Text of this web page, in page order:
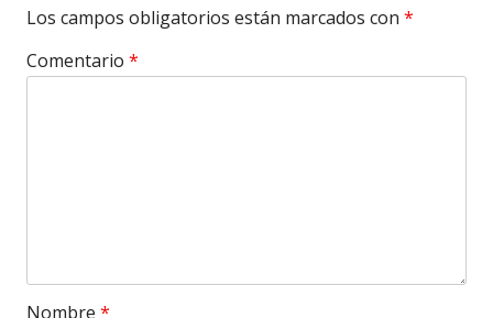
Los campos obligatorios están marcados con *
Comentario *
Nombre *